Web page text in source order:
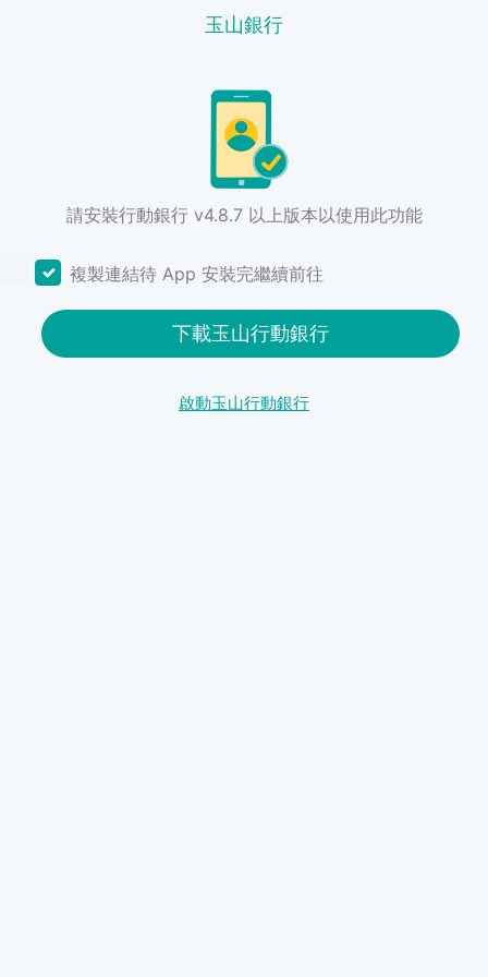
玉山銀行
請安裝行動銀行 v4.8.7 以上版本以使用此功能
複製連結待 App 安裝完繼續前往
下載玉山行動銀行
啟動玉山行動銀行